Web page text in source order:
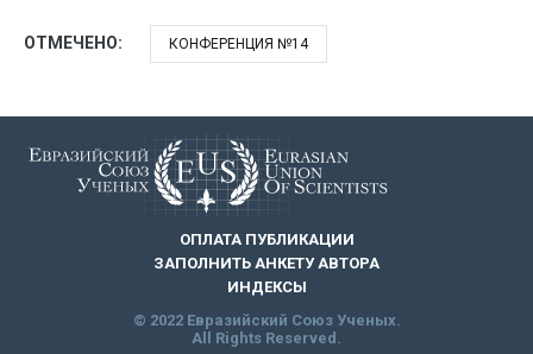
ОТМЕЧЕНО: КОНФЕРЕНЦИЯ №14
ОПЛАТА ПУБЛИКАЦИИ
ЗАПОЛНИТЬ АНКЕТУ АВТОРА
ИНДЕКСЫ
© 2022 Евразийский Союз Ученых.
All Rights Reserved.